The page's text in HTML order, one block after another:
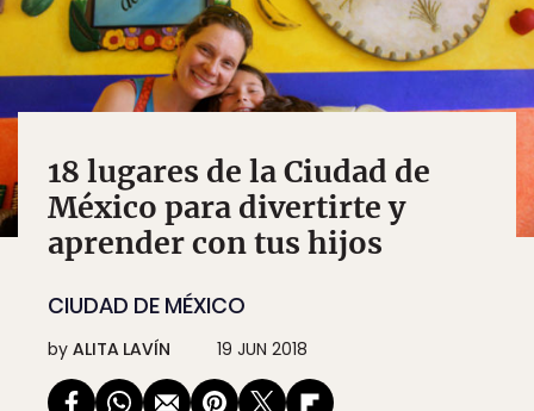
18 lugares de la Ciudad de
México para divertirte y
aprender con tus hijos
CIUDAD DE MÉXICO
by ALITA LAVÍN 19 JUN 2018